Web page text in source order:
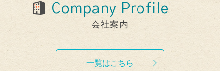
Company Profile
会社案内
一覧はこちら